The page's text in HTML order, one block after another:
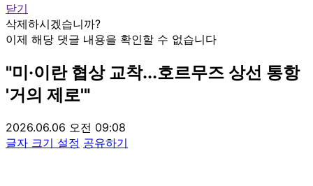
닫기
삭제하시겠습니까?
이제 해당 댓글 내용을 확인할 수 없습니다
"미·이란 협상 교착...호르무즈 상선 통항
'거의 제로'"
2026.06.06 오전 09:08
글자 크기 설정 공유하기